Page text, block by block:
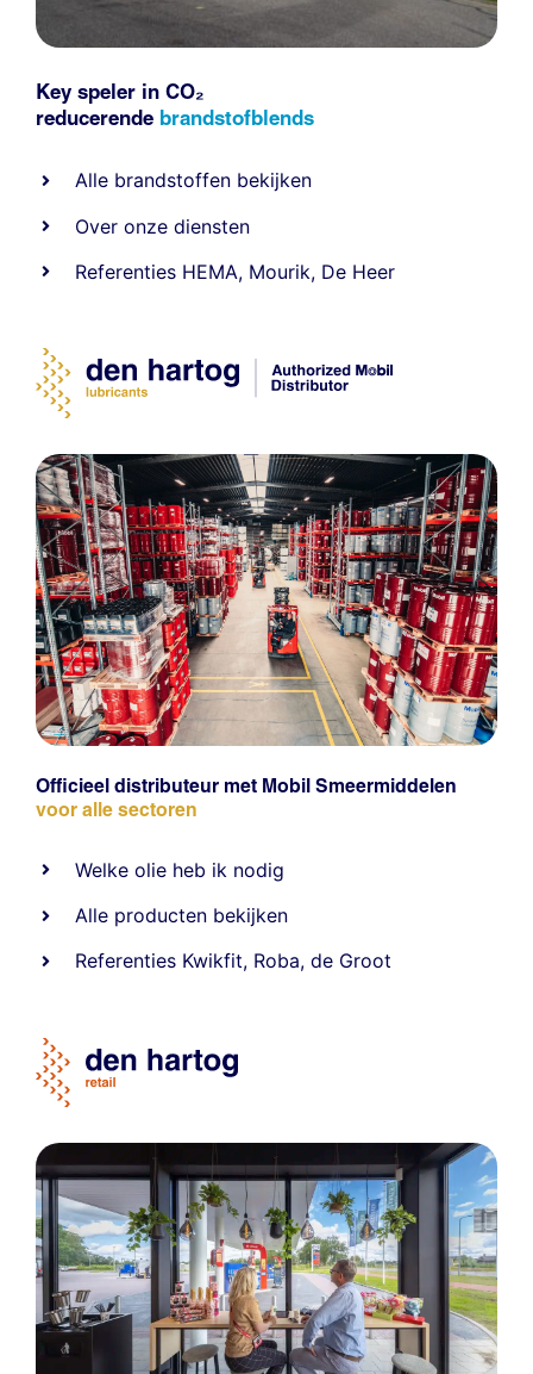
Key speler in CO₂
reducerende brandstofblends
Alle brandstoffen bekijken
Over onze diensten
Referenties HEMA, Mourik, De Heer
Officieel distributeur met Mobil Smeermiddelen
voor alle sectoren
Welke olie heb ik nodig
Alle producten bekijken
Referenties Kwikfit, Roba,de Groot